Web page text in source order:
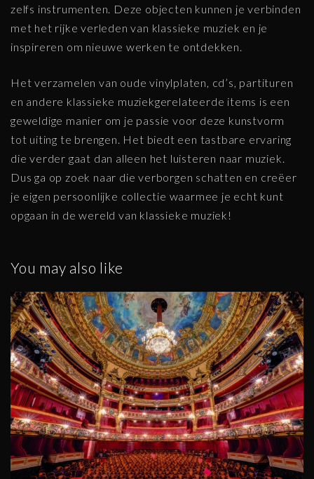
zelfs instrumenten. Deze objecten kunnen je verbinden
met het rijke verleden van klassieke muziek en je
inspireren om nieuwe werken te ontdekken.
Het verzamelen van oude vinylplaten, cd’s, partituren
en andere klassieke muziekgerelateerde items is een
geweldige manier om je passie voor deze kunstvorm
tot uiting te brengen. Het biedt een tastbare ervaring
die verder gaat dan alleen het luisteren naar muziek.
Dus ga op zoek naar die verborgen schatten en creëer
je eigen persoonlijke collectie waarmee je echt kunt
opgaan in de wereld van klassieke muziek!
You may also like